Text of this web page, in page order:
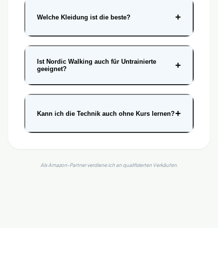
Welche Kleidung ist die beste? +
Ist Nordic Walking auch für Untrainierte
geeignet?
+
Kann ich die Technik auch ohne Kurs lernen?+
Als Amazon-Partner verdiene ich an qualifizierten Verkäufen.